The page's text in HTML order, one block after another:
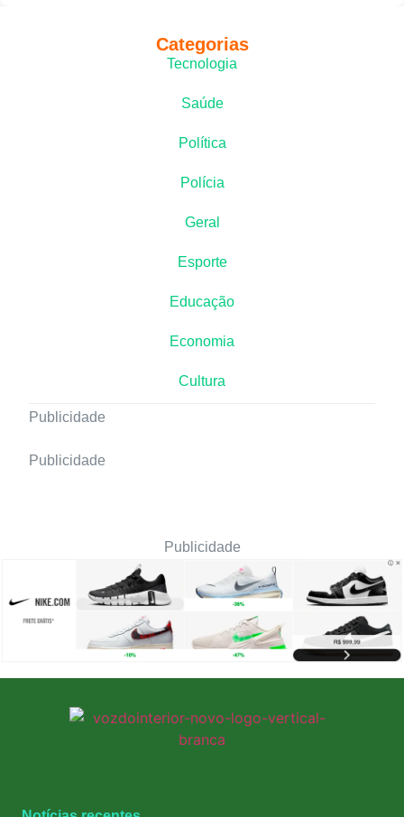
Categorias
Tecnologia
Saúde
Política
Polícia
Geral
Esporte
Educação
Economia
Cultura
Publicidade
Publicidade
Publicidade